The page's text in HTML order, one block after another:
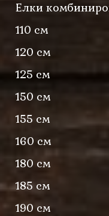
Елки
110 см
120 см
125 см
150 см
155 см
160 см
180 см
185 см
190 см